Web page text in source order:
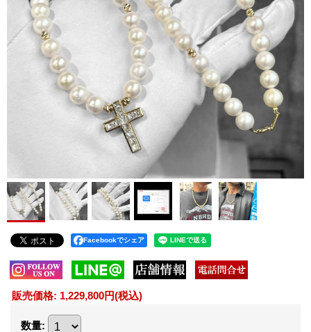
Facebookでシェア
販売価格: 1,229,800円(税込)
数量: